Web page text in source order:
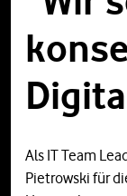
Als IT Team
Pietrowski für